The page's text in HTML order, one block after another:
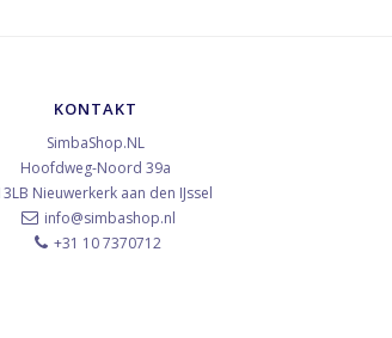
KONTAKT
SimbaShop.NL
Hoofdweg-Noord 39a
Nieuwerkerk aan den IJssel
info@simbashop.nl
+31 10 7370712